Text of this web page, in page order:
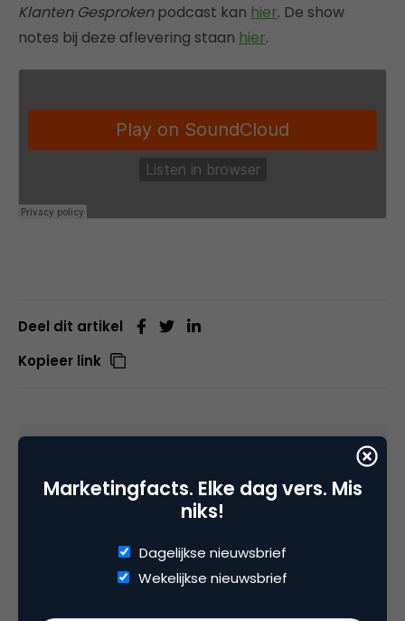
Klanten Gesprokenpodcast kan hier. De show
notes bij deze aflevering staan hier.
Deel dit artikel
Kopieer link
Spreker & Specialist
Klantgerichtheid bijOver Klanten
Sydney Brouwer helpt bedrijven met de bouwen
van een klantgerichte cultuur. Hij staat als
spreker wekelijks op het podium om presentaties
Marketingfacts. Elke dag vers. Mis
niks!
Dagelijkse nieuwsbrief
Wekelijkse nieuwsbrief